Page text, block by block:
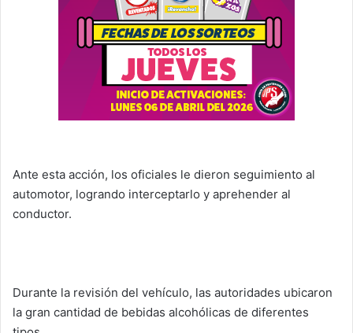
Ante esta acción, los oficiales le dieron seguimiento al
automotor, logrando interceptarlo y aprehender al
conductor.
Durante la revisión del vehículo, las autoridades ubicaron
la gran cantidad de bebidas alcohólicas de diferentes